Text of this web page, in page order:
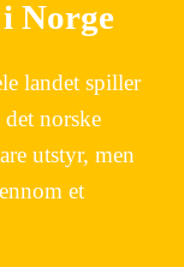
Norge
landet spiller
norske
utstyr, men
et